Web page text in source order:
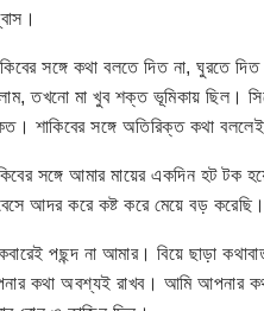
সঙ্গে কথা বলতে দিত না, ঘুরতে দিত
তখনো মা খুব শক্ত ভূমিকায় ছিল।
শাকিবের সঙ্গে অতিরিক্ত কথা
সঙ্গে আমার মায়ের একদিন হট টক
আদর করে কষ্ট করে মেয়ে বড়
পছন্দ না আমার। বিয়ে ছাড়া
কথা অবশ্যই রাখব। আমি আপনার